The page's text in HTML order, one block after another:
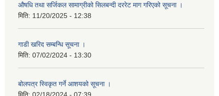
औषधि तथा सर्जिकल सामाग्रीको सिलबन्दी दररेट माग गरिएको सूचना ।
मिति: 11/20/2025 - 12:38
गाडी खरिद सम्बन्धि सूचना ।
मिति: 07/02/2024 - 13:30
बोलपत्र स्विकृत गर्ने आशयको सूचना ।
मिति: 02/18/2024 - 07:39